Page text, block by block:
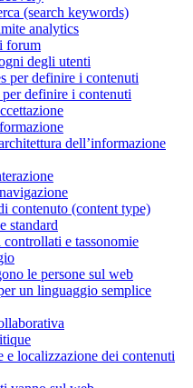
(search keywords)
analytics
forum
degli utenti
per definire i contenuti
definire i contenuti
dell’informazione
contenuto (content type)
standard
e tassonomie
le persone sul web
un linguaggio semplice
e localizzazione dei contenuti